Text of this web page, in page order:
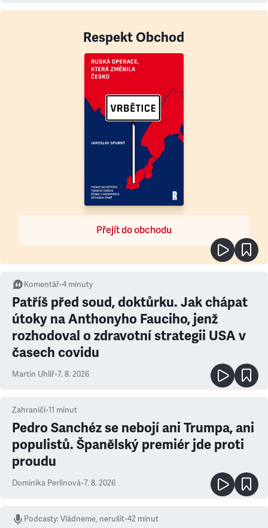
Respekt Obchod
Přejít do obchodu
Komentář•4 minuty
Patříš před soud, doktůrku. Jak chápat
útoky na Anthonyho Fauciho, jenž
rozhodoval o zdravotní strategii USA v
časech covidu
Martin Uhlíř•7. 8. 2026
Zahraničí•11 minut
Pedro Sanchéz se nebojí ani Trumpa, ani
populistů. Španělský premiér jde proti
proudu
Dominika Perlínová•7. 8. 2026
Podcasty:Vládneme, nerušit•42 minut